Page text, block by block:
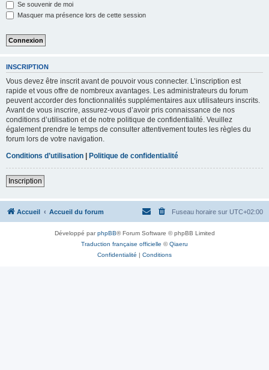
Se souvenir de moi
Masquer ma présence lors de cette session
INSCRIPTION
Vous devez être inscrit avant de pouvoir vous connecter. L’inscription est
rapide et vous offre de nombreux avantages. Les administrateurs du forum
peuvent accorder des fonctionnalités supplémentaires aux utilisateurs inscrits.
Avant de vous inscrire, assurez-vous d’avoir pris connaissance de nos
conditions d’utilisation et de notre politique de confidentialité. Veuillez
également prendre le temps de consulter attentivement toutes les règles du
forum lors de votre navigation.
Conditions d’utilisation | Politique de confidentialité
Inscription
Accueil Accueil du forum Fuseau horaire sur UTC+02:00
Développé parphpBB® Forum Software © phpBB Limited
Traduction française officielle ©Qiaeru
Confidentialité | Conditions